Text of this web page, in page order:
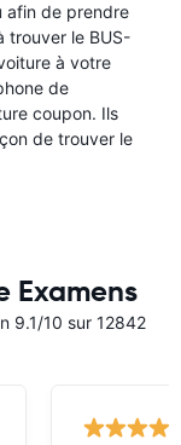
afin de prendre
trouver le BUS-
à votre
de
coupon. Ils
de trouver le
Examens
9.1/10 sur 12842